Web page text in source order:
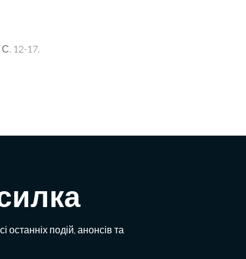
12-17.
останніх подій, анонсів та